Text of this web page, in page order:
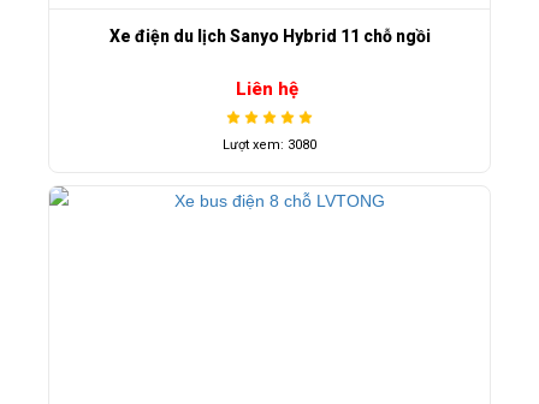
Xe điện du lịch Sanyo Hybrid 11 chỗ ngồi
Liên hệ
Lượt xem: 3080